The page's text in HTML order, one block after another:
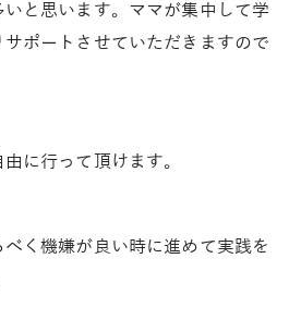
と思います。ママが集中して学
ポートさせていただきますので
に行って頂けます。
べく機嫌が良い時に進めて実践を